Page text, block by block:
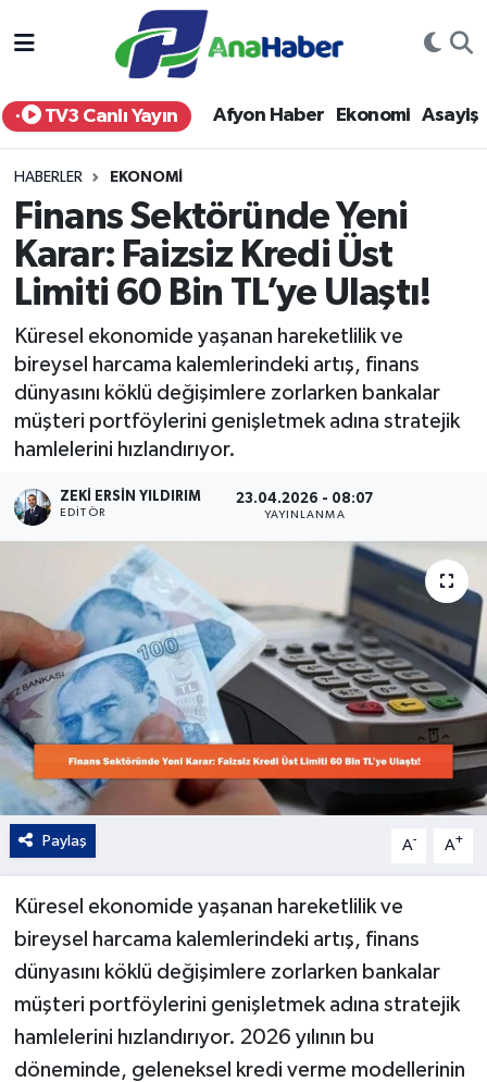
TV3 Canlı Yayın Afyon Haber Ekonomi Asayiş
HABERLER EKONOMI
Finans Sektöründe Yeni
Karar: Faizsiz Kredi Üst
Limiti 60 Bin TL’ye Ulaştı!
Küresel ekonomide yaşanan hareketlilik ve
bireysel harcama kalemlerindeki artış, finans
dünyasını köklü değişimlere zorlarken bankalar
müşteri portföylerini genişletmek adına stratejik
hamlelerini hızlandırıyor.
ZEKI ERSIN YILDIRIM
EDITÖR
23.04.2026 - 08:07
YAYINLANMA
Paylaş A- A+
Küresel ekonomide yaşanan hareketlilik ve
bireysel harcama kalemlerindeki artış, finans
dünyasını köklü değişimlere zorlarken bankalar
müşteri portföylerini genişletmek adına stratejik
hamlelerini hızlandırıyor. 2026 yılının bu
döneminde, geleneksel kredi verme modellerinin
Yurt Haber
Afyon Haber
Siyaset
Spor
Eğitim
Sağlık
Yaşam
Afyonkarahisar Nöbetçi Eczaneler
Afyonkarahisar Hava Durumu
Afyonkarahisar Trafik Yoğunluk Haritası
Süper Lig Puan Durumu ve Fikstür
Tüm Manşetler
Son Dakika Haberleri